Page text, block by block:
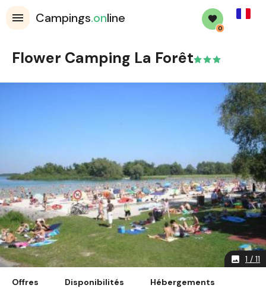
Campings.online
0
Flower Camping La Forêt
image 1 / 11
Offres Disponibilités Hébergements